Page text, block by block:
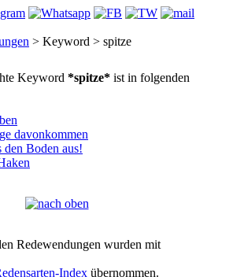
> Keyword > spitze
Keyword *spitze* ist in folgenden
davonkommen
den Boden aus!
Redewendungen wurden mit
Index übernommen.